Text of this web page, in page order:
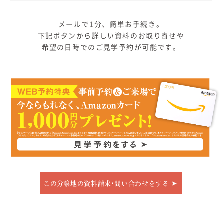
メールで1分、簡単お手続き。
下記ボタンから詳しい資料のお取り寄せや
希望の日時でのご見学予約が可能です。
この分譲地の資料請求･問い合わせをする